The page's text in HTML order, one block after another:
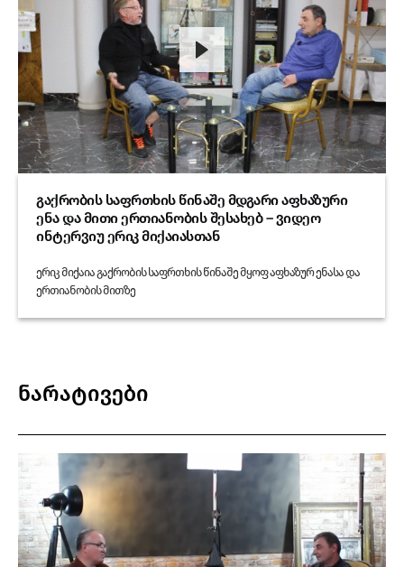
გაქრობის საფრთხის წინაშე მდგარი აფხაზური
ენა და მითი ერთიანობის შესახებ – ვიდეო
ინტერვიუ ერიკ მიქაიასთან
ერიკ მიქაია გაქრობის საფრთხის წინაშე მყოფ აფხაზურ ენასა და
ერთიანობის მითზე
ნარატივები